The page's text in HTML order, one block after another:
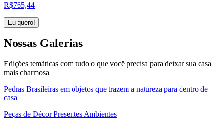
R$765,44
Eu quero!
Nossas Galerias
Edições temáticas com tudo o que você precisa para deixar sua casa
mais charmosa
Pedras Brasileiras em objetos que trazem a natureza para dentro de
casa
Peças de Décor Presentes Ambientes